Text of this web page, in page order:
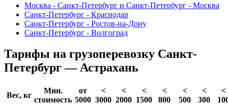
Москва - Санкт-Петербург и Санкт-Петербург - Москва
Санкт-Петербург - Краснодар
Санкт-Петербург - Ростов-на-Дону
Санкт-Петербург - Волгоград
Тарифы на грузоперевозку Санкт-
Петербург — Астрахань
Вес, кг
Мин.
стоимость
от
5000
<
3000
<
2000
<
1500
<
800
<
500
<
300
<